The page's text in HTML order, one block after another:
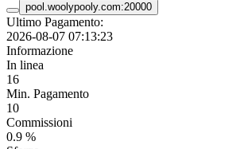
pool.woolypooly.com:20000
Ultimo Pagamento:
2026-08-07 07:13:23
Informazione
In linea
16
Min. Pagamento
10
Commissioni
0.9 %